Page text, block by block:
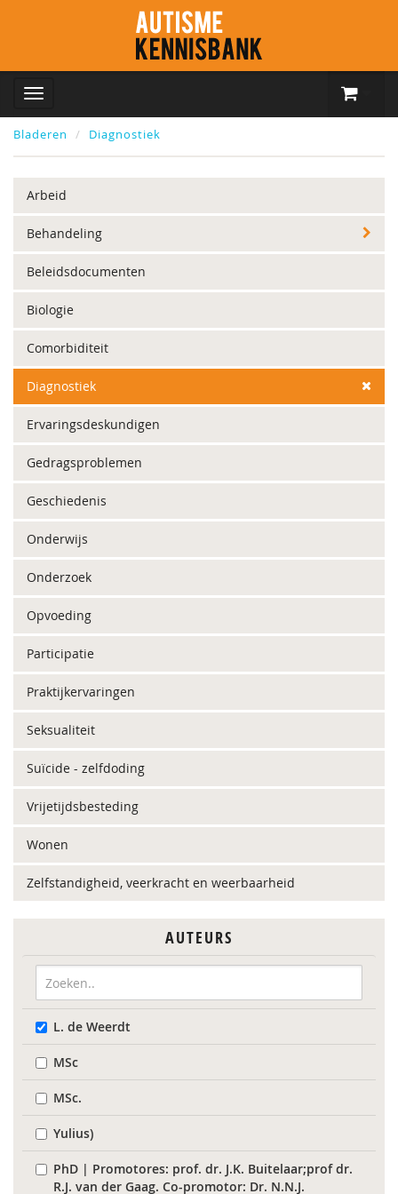
Bladeren Diagnostiek
Arbeid
Behandeling
Beleidsdocumenten
Biologie
Comorbiditeit
Diagnostiek
Ervaringsdeskundigen
Gedragsproblemen
Geschiedenis
Onderwijs
Onderzoek
Opvoeding
Participatie
Praktijkervaringen
Seksualiteit
Suïcide - zelfdoding
Vrijetijdsbesteding
Wonen
Zelfstandigheid, veerkracht en weerbaarheid
AUTEURS
L. de Weerdt
MSc
MSc.
Yulius)
PhD | Promotores: prof. dr. J.K. Buitelaar;prof dr.
R.J. van der Gaag. Co-promotor: Dr. N.N.J.